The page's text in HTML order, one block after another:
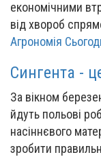
економічними
від хвороб
Агрономія
Сингента -
За вікном
йдуть польові
насіннєвого
зробити